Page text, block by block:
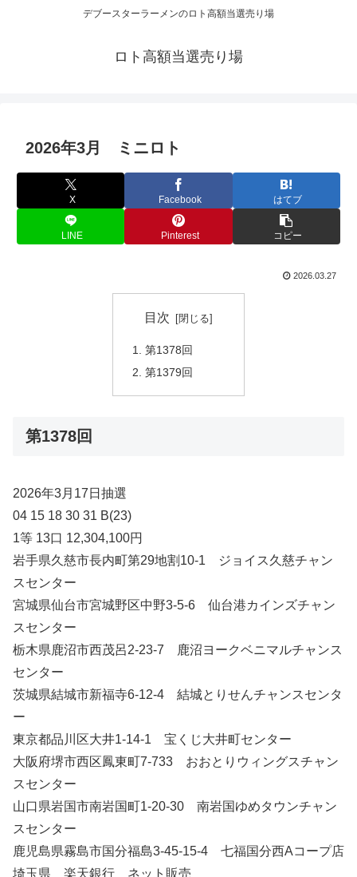
デブースターラーメンのロト高額当選売り場
ロト高額当選売り場
2026年3月 ミニロト
X Facebook はてブ
LINE Pinterest コピー
2026.03.27
目次
第1378回
第1379回
第1378回
2026年3月17日抽選
04 15 18 30 31 B(23)
1等 13口 12,304,100円
岩手県久慈市長内町第29地割10-1 ジョイス久慈チャン
スセンター
宮城県仙台市宮城野区中野3-5-6 仙台港カインズチャン
スセンター
栃木県鹿沼市西茂呂2-23-7 鹿沼ヨークベニマルチャンス
センター
茨城県結城市新福寺6-12-4 結城とりせんチャンスセンタ
ー
東京都品川区大井1-14-1 宝くじ大井町センター
大阪府堺市西区鳳東町7-733 おおとりウィングスチャン
スセンター
山口県岩国市南岩国町1-20-30 南岩国ゆめタウンチャン
スセンター
鹿児島県霧島市国分福島3-45-15-4 七福国分西Aコープ店
埼玉県 楽天銀行 ネット販売